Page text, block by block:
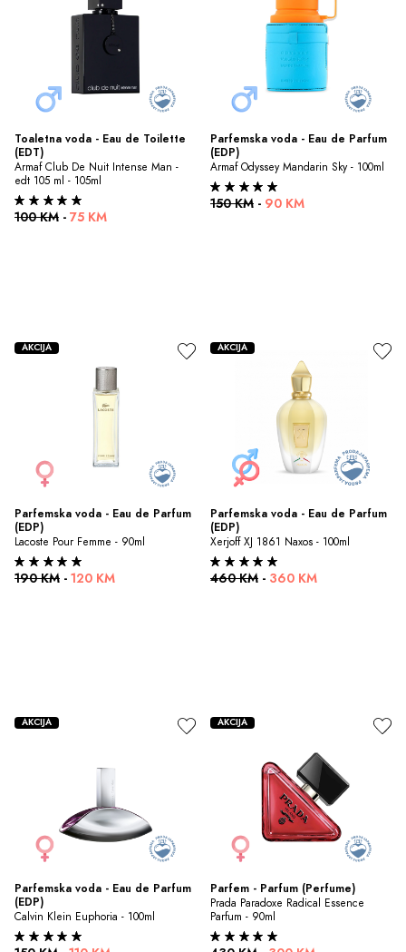
Toaletna voda - Eau de Toilette
(EDT)
Armaf Club De Nuit Intense Man -
edt 105 ml - 105ml
100 KM - 75 KM
Parfemska voda - Eau de Parfum
(EDP)
Armaf Odyssey Mandarin Sky - 100ml
150 KM - 90 KM
Parfemska voda - Eau de Parfum
(EDP)
Lacoste Pour Femme - 90ml
190 KM - 120 KM
AKCIJA
Parfemska voda - Eau de Parfum
(EDP)
Xerjoff XJ 1861 Naxos - 100ml
460 KM - 360 KM
AKCIJA
Parfemska voda - Eau de Parfum
(EDP)
Calvin Klein Euphoria - 100ml
AKCIJA
Parfem - Parfum (Perfume)
Prada Paradoxe Radical Essence
Parfum - 90ml
AKCIJA